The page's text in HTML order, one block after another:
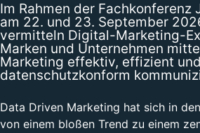
Im Rahmen der Fachkonferenz
am 22. und 23. September
vermitteln Digital-Marketing-
Marken und Unternehmen
Marketing effektiv, effizient
datenschutzkonform
Data Driven Marketing hat sich in
von einem bloßen Trend zu einem